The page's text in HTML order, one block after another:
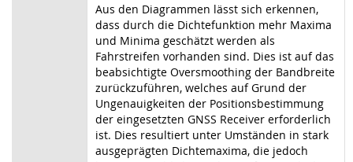
Aus den Diagrammen lässt sich erkennen,
dass durch die Dichtefunktion mehr Maxima
und Minima geschätzt werden als
Fahrstreifen vorhanden sind. Dies ist auf das
beabsichtigte Oversmoothing der Bandbreite
zurückzuführen, welches auf Grund der
Ungenauigkeiten der Positionsbestimmung
der eingesetzten GNSS Receiver erforderlich
ist. Dies resultiert unter Umständen in stark
ausgeprägten Dichtemaxima, die jedoch